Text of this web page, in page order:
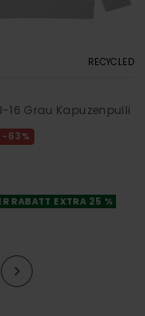
RECYCLED
16 Grau Kapuzenpulli
63%
RABATT EXTRA 25 %